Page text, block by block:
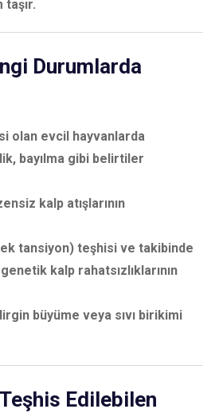
Durumlarda
olan evcil hayvanlarda
bayılma gibi belirtiler
kalp atışlarının
tansiyon) teşhisi ve takibinde
kalp rahatsızlıklarının
büyüme veya sıvı birikimi
Edilebilen